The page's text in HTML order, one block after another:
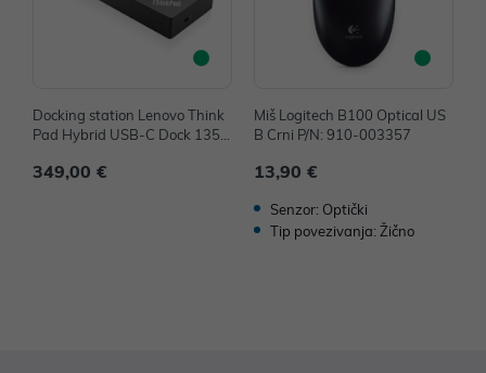
Docking station Lenovo Think
Pad Hybrid USB-C Dock 135
349,00 €
Miš Logitech B100 Optical US
B Crni P/N: 910-003357
13,90 €
Senzor: Optički
Tip povezivanja: Žično